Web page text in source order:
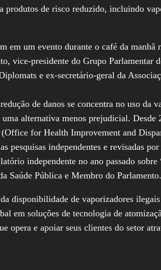
produtos de risco reduzido, incluindo
em um evento durante o café da
vice-presidente do Grupo Parlamentar
e ex-secretário-geral da
de danos se concentra no uso da
alternativa menos prejudicial.
for Health Improvement and
pesquisas independentes e revisadas
independente no ano passado sobre
Saúde Pública e Membro do Parlamento.
disponibilidade de vaporizadores
em soluções de tecnologia de
opera e apoiar seus clientes do setor